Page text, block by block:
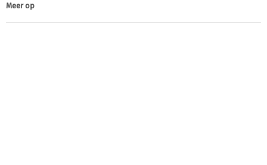
Meer op